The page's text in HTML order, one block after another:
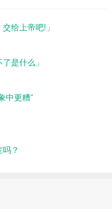
给上帝吧!」
是什么」
中更糟”
？